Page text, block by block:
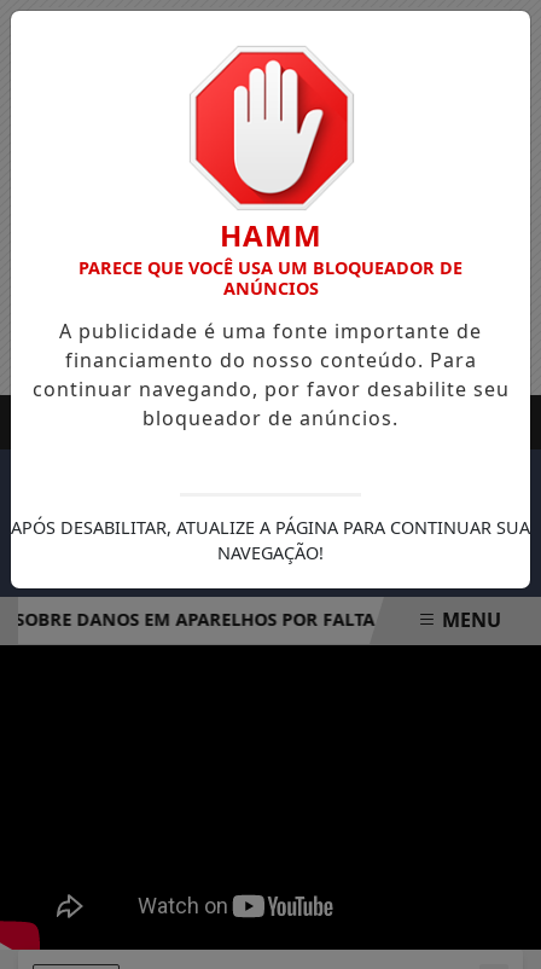
DANOS EM APARELHOS POR FALTA DE LUZ MENU
HAMM
PARECE QUE VOCÊ USA UM BLOQUEADOR DE
ANÚNCIOS
A publicidade é uma fonte importante de
financiamento do nosso conteúdo. Para
continuar navegando, por favor desabilite seu
bloqueador de anúncios.
APÓS DESABILITAR, ATUALIZE A PÁGINA PARA CONTINUAR SUA
NAVEGAÇÃO!